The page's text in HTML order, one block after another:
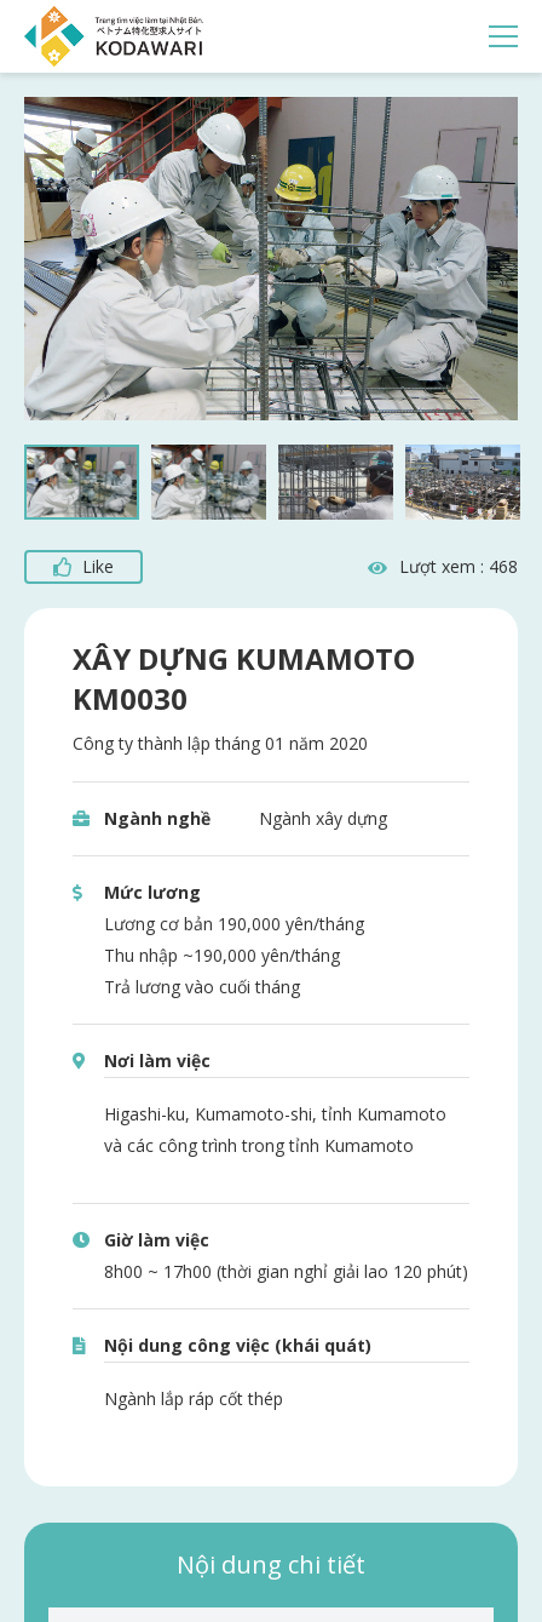
Like Lượt xem : 468
XÂY DỰNG KUMAMOTO
KM0030
Công ty thành lập tháng 01 năm 2020
Ngành nghề Ngành xây dựng
Mức lương
Lương cơ bản 190,000 yên/tháng
Thu nhập ~190,000 yên/tháng
Trả lương vào cuối tháng
Nơi làm việc
Higashi-ku, Kumamoto-shi, tỉnh Kumamoto
và các công trình trong tỉnh Kumamoto
Giờ làm việc
8h00 ~ 17h00 (thời gian nghỉ giải lao 120 phút)
Nội dung công việc (khái quát)
Ngành lắp ráp cốt thép
Nội dung chi tiết